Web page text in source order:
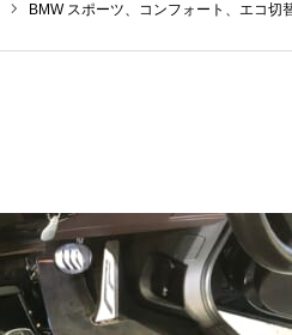
BMW スポーツ、コンフォート、エコ切